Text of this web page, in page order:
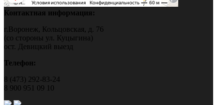
Контактная информация:
г.Воронеж, Кольцовская, д. 76
(со стороны ул. Куцыгина)
ост. Девицкий выезд
Телефон:
8 (473) 292-83-24
8 900 951 09 10